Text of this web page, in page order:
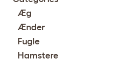
Æg
Ænder
Fugle
Hamstere